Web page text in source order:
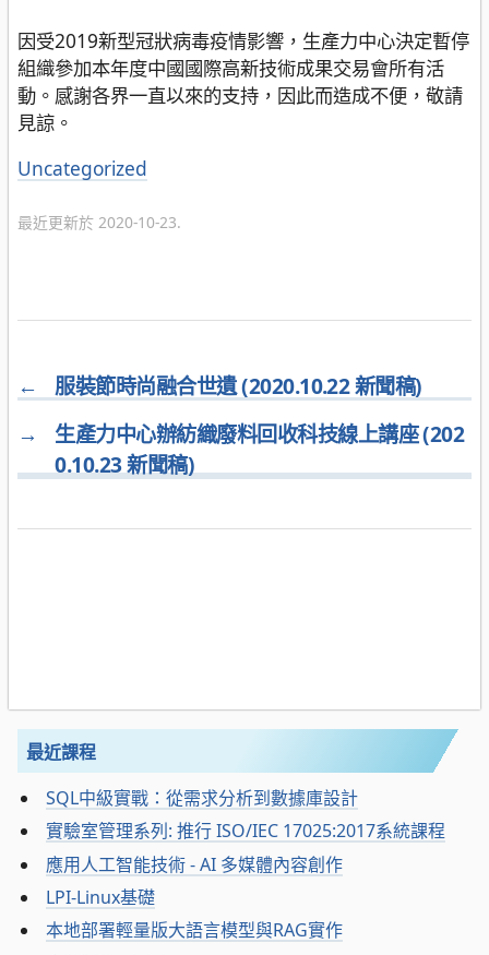
因受2019新型冠狀病毒疫情影響，生產力中心決定暫停
組織參加本年度中國國際高新技術成果交易會所有活
動。感謝各界一直以來的支持，因此而造成不便，敬請
見諒。
分
Uncategorized
最近更新於 2020-10-23.
←
服裝節時尚融合世遺 (2020.10.22 新聞稿)
→
生產力中心辦紡織廢料回收科技線上講座 (202
0.10.23 新聞稿)
最近課程
SQL中級實戰：從需求分析到數據庫設計
實驗室管理系列: 推行 ISO/IEC 17025:2017系統課程
應用人工智能技術 - AI 多媒體內容創作
LPI-Linux基礎
本地部署輕量版大語言模型與RAG實作